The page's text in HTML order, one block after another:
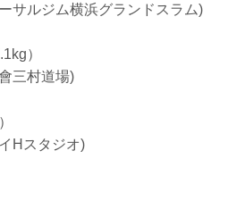
サルジム横浜グランドスラム)
）
三村道場)
Hスタジオ)